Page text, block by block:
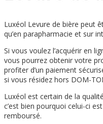
Luxéol Levure de bière peut
qu’en parapharmacie et sur
Si vous voulez l’acquérir en
vous pourrez obtenir votre
profiter d’un paiement
si vous résidez hors DOM-
Luxéol est certain de la
c’est bien pourquoi celui-ci
remboursé.